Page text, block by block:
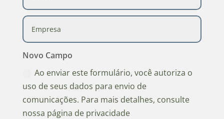
Novo Campo
Ao enviar este formulário, você autoriza o
uso de seus dados para envio de
comunicações. Para mais detalhes, consulte
nossa página de privacidade